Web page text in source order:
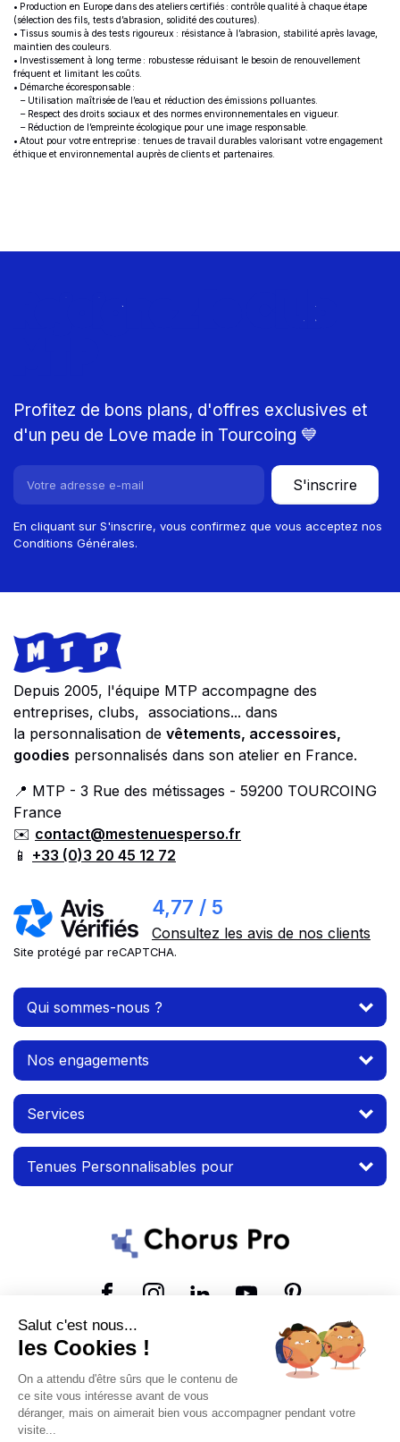
• Production en Europe dans des ateliers certifiés : contrôle qualité à chaque étape
(sélection des fils, tests d’abrasion, solidité des coutures).
• Tissus soumis à des tests rigoureux : résistance à l’abrasion, stabilité après lavage,
maintien des couleurs.
• Investissement à long terme : robustesse réduisant le besoin de renouvellement
fréquent et limitant les coûts.
• Démarche écoresponsable :
– Utilisation maîtrisée de l’eau et réduction des émissions polluantes.
– Respect des droits sociaux et des normes environnementales en vigueur.
– Réduction de l’empreinte écologique pour une image responsable.
• Atout pour votre entreprise : tenues de travail durables valorisant votre engagement
éthique et environnemental auprès de clients et partenaires.
Rejoignez le Club
Profitez de bons plans, d'offres exclusives et
d'un peu de Love made in Tourcoing 💙
S'inscrire
En cliquant sur S'inscrire, vous confirmez que vous acceptez nos
Conditions Générales.
Footer
Store information
Depuis 2005, l'équipe MTP accompagne des
entreprises, clubs, associations... dans
la personnalisation de vêtements, accessoires,
goodies personnalisés dans son atelier en France.
📍 MTP - 3 Rue des métissages - 59200 TOURCOING
France
✉️ contact@mestenuesperso.fr
📱 +33 (0)3 20 45 12 72
4,77 / 5
Consultez les avis de nos clients
Site protégé par reCAPTCHA.
Qui sommes-nous ?
Nos engagements
Services
Tenues Personnalisables pour
© 2026 MTP. Tous droits réservés.
Conditions d'utilisation Mentions légales
Salut c'est nous...
les Cookies !
On a attendu d'être sûrs que le contenu de
ce site vous intéresse avant de vous
déranger, mais on aimerait bien vous accompagner pendant votre
visite...